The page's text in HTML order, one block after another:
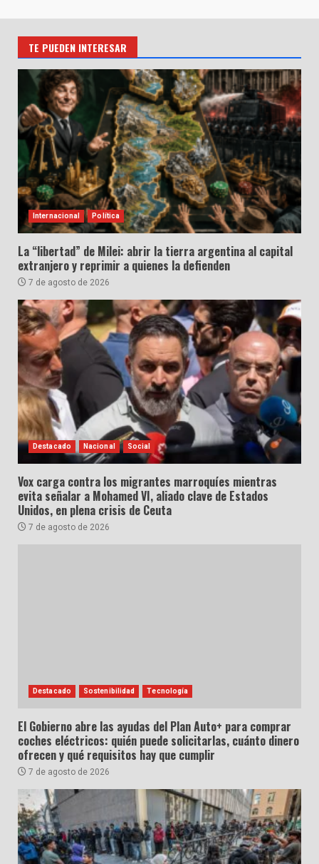
TE PUEDEN INTERESAR
Internacional Política
La “libertad” de Milei: abrir la tierra argentina al capital
extranjero y reprimir a quienes la defienden
7 de agosto de 2026
Destacado Nacional Social
Vox carga contra los migrantes marroquíes mientras
evita señalar a Mohamed VI, aliado clave de Estados
Unidos, en plena crisis de Ceuta
7 de agosto de 2026
Destacado Sostenibilidad Tecnología
El Gobierno abre las ayudas del Plan Auto+ para comprar
coches eléctricos: quién puede solicitarlas, cuánto dinero
ofrecen y qué requisitos hay que cumplir
7 de agosto de 2026